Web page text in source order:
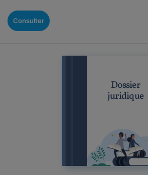
Consulter
Dossier
juridique